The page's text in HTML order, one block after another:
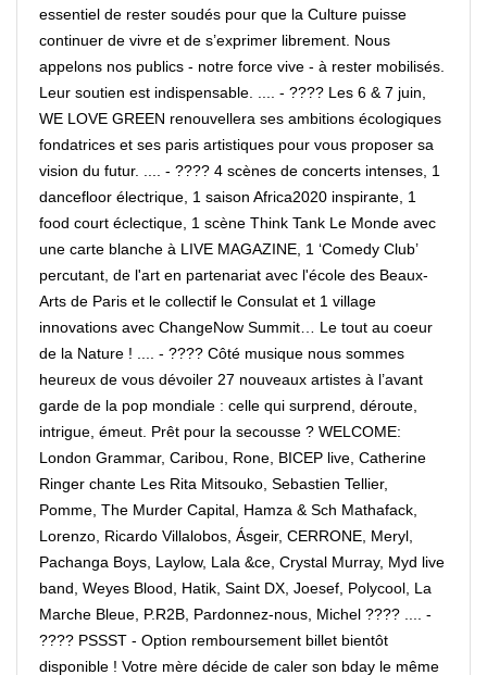
essentiel de rester soudés pour que la Culture puisse
continuer de vivre et de s’exprimer librement. Nous
appelons nos publics - notre force vive - à rester mobilisés.
Leur soutien est indispensable. .... - ???? Les 6 & 7 juin,
WE LOVE GREEN renouvellera ses ambitions écologiques
fondatrices et ses paris artistiques pour vous proposer sa
vision du futur. .... - ???? 4 scènes de concerts intenses, 1
dancefloor électrique, 1 saison Africa2020 inspirante, 1
food court éclectique, 1 scène Think Tank Le Monde avec
une carte blanche à LIVE MAGAZINE, 1 ‘Comedy Club’
percutant, de l'art en partenariat avec l'école des Beaux-
Arts de Paris et le collectif le Consulat et 1 village
innovations avec ChangeNow Summit… Le tout au coeur
de la Nature ! .... - ???? Côté musique nous sommes
heureux de vous dévoiler 27 nouveaux artistes à l’avant
garde de la pop mondiale : celle qui surprend, déroute,
intrigue, émeut. Prêt pour la secousse ? WELCOME:
London Grammar, Caribou, Rone, BICEP live, Catherine
Ringer chante Les Rita Mitsouko, Sebastien Tellier,
Pomme, The Murder Capital, Hamza & Sch Mathafack,
Lorenzo, Ricardo Villalobos, Ásgeir, CERRONE, Meryl,
Pachanga Boys, Laylow, Lala &ce, Crystal Murray, Myd live
band, Weyes Blood, Hatik, Saint DX, Joesef, Polycool, La
Marche Bleue, P.R2B, Pardonnez-nous, Michel ???? .... -
???? PSSST - Option remboursement billet bientôt
disponible ! Votre mère décide de caler son bday le même